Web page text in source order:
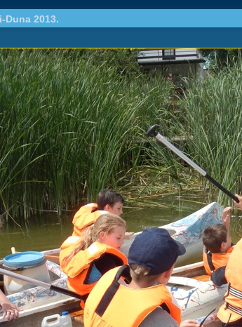
2013.